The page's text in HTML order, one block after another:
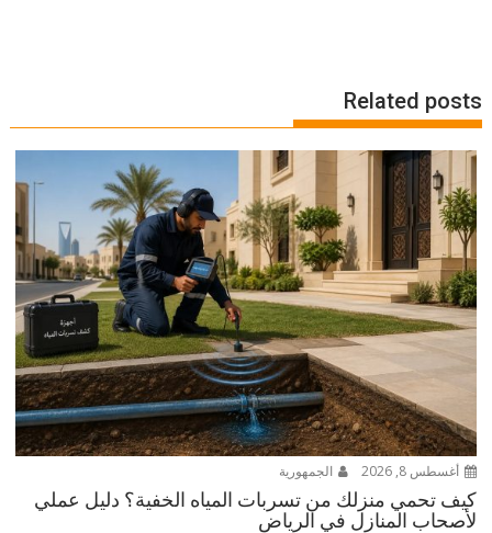
Related posts
أغسطس 8, 2026 الجمهورية
كيف تحمي منزلك من تسربات المياه الخفية؟ دليل عملي
لأصحاب المنازل في الرياض